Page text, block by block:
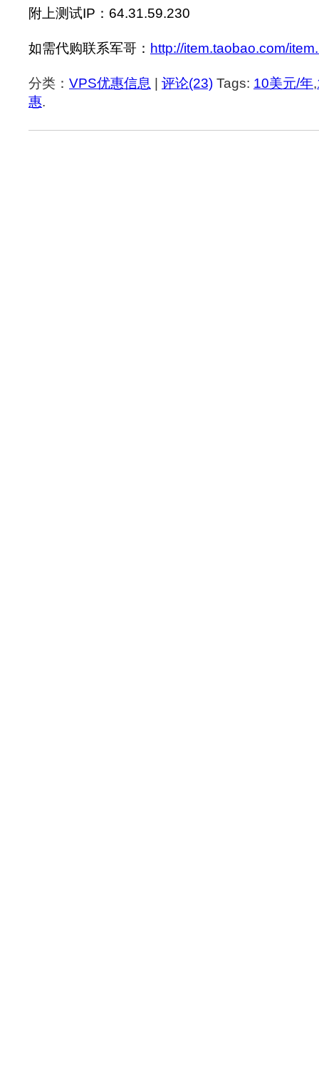
附上测试IP：64.31.59.230
如需代购联系军哥： http://item.taobao.com/
分类： VPS优惠信息 评论(23) Tags: 10美元/年,
惠.